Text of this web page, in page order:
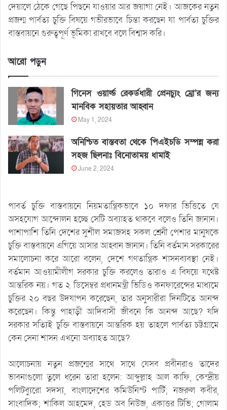
দেয়ালে ঠেকে গেছে পিছনে যাওয়ার আর জয়াগা নেই। আজকের নতুন
প্রজন্ম পার্বত্য চুক্তি বিষয়ে গভীরভাবে চিন্তা করছেন যা পার্বত্য চুক্তির
বাস্তবায়নে গুরুত্বপূর্ণ ভূমিকা রাখবে বলে বিশ্বাস করি।
আরো পড়ুন
গিনেস ওয়ার্ল্ড রেকর্ডধারী প্রেনচ্যুং ম্রো’র জন্য
মানবিক সহায়তার আহ্বান
May 1, 2024
অনিশ্চিত বাস্তবতা থেকে পিএইচডি সম্পন্ন করা
সহজ ছিলনাঃ বিনোতাময় ধামাই
June 2, 2024
পাবর্ত চুক্তি বাস্তবায়নে নিয়মতান্ত্রিকভাবে ১০ দফার ভিত্তিতে যে
অসহযোগ আন্দোলন হচ্ছে সেটি অব্যাহত থাকবে বলেও তিনি জানান।
পাশাপাশি তিনি দেশের সুশীল সমাজসহ সকল শ্রেনী পেশার মানুষকে
চুক্তি বাস্তবায়নে এগিয়ে আসার আহ্বান জানান। তিনি বর্তমান সরকারের
সমালোচনা করে আরো বলেন, দেশে গণতান্ত্রিক শাসনব্যবস্থা নেই।
বর্তমান আওয়ামীলীগ সরকার চুক্তি করলেও তারাও এ বিষয়ে যথেষ্ট
আন্তরিক নয়। গত ২ ডিসেম্বর প্রধানমন্ত্রী ভিডিও কনফারেন্সের মাধ্যমে
চুক্তির ২০ বছর উদযাপন করেছেন, তার অনুসারীরা দিনটিতে আনন্দ
করেছেন। কিন্তু পাহাড়ী আদিবাসী জীবনে কি আনন্দ আছে? যদি
সরকার সত্যিই চুক্তি বাস্তবায়নে আন্তরিক হয় তাহলে পার্বত্য চট্টগ্রামে
কেন সেনা শাসন এখনো অব্যাহত আছে?
আলোচনায় নতুন প্রজন্মের সাথে সাথে যেসব প্রবীনরাও তাদের
ভাবনাগুলো তুলে ধরেন তারা হলেন: আব্দুল্লাহ আল কাফি, কেন্দ্রীয়
পলিটব্যুরো সদস্য, বাংলাদেশের কমিউনিস্ট পার্টি; নজরুল কবীর,
সাংবাদিক; শাকিল আহমেদ, হেড অব নিউজ, একাত্তর টিভি; গোলাম